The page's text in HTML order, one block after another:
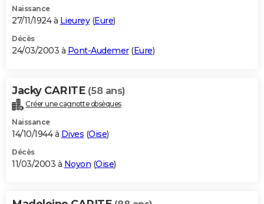
Naissance
27/11/1924 à Lieurey(Eure)
Décès
24/03/2003 à Pont-Audemer(Eure)
Jacky CARITE (58 ans)
Créer une cagnotte obsèques
Naissance
14/10/1944 à Dives (Oise)
Décès
11/03/2003 à Noyon (Oise)